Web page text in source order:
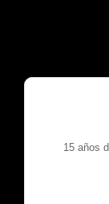
15 años